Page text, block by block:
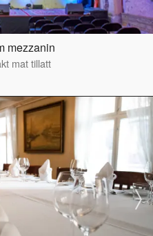
mezzanin
mat tillatt